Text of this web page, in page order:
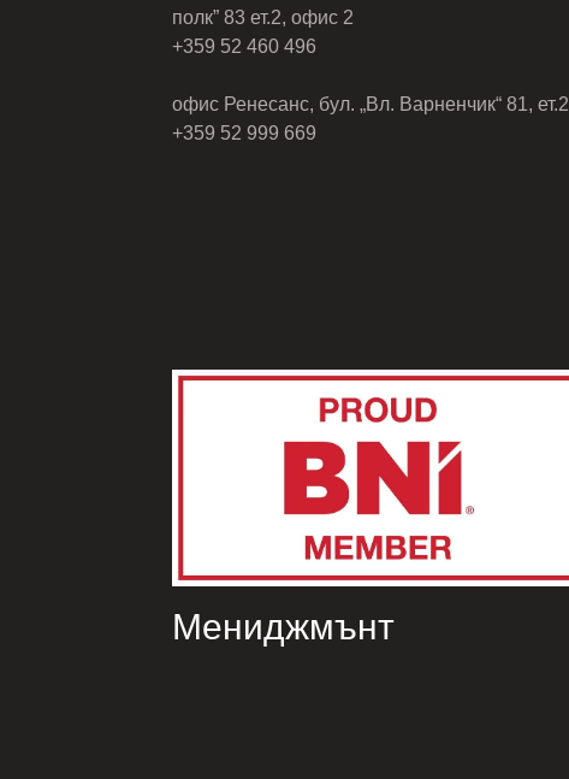
полк” 83 ет.2, офис 2
+359 52 460 496
офис Ренесанс, бул. „Вл. Варненчик“ 81, ет.2
+359 52 999 669
Мениджмънт